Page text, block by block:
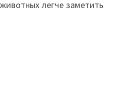
легче заметить